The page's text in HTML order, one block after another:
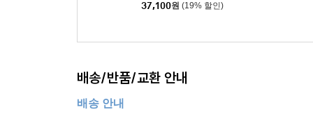
5, Op.83)
37,100원 (19% 할인)
배송/반품/교환 안내
배송 안내